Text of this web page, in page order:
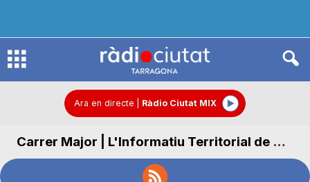
R
d
Ara en directe Ràdio Ciutat MIX
Carrer Major | L'Informatiu Territorial de Carrer Major